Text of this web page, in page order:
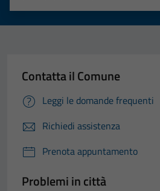
Valuta 5 stelle su 5
Valuta 4 stelle su 5
Valuta 3 stelle su 5
Valuta 2 stelle su 5
Valuta 1 stelle su 5
Contatta il Comune
Leggi le domande frequenti
Richiedi assistenza
Prenota appuntamento
Problemi in città